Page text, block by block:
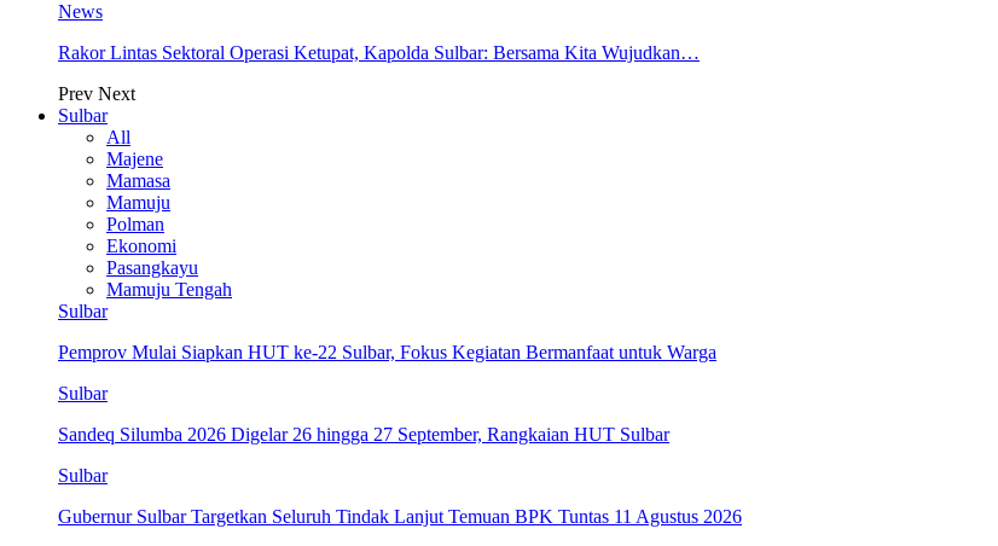
News
Rakor Lintas Sektoral Operasi Ketupat, Kapolda Sulbar: Bersama Kita Wujudkan…
Prev Next
Sulbar
All
Majene
Mamasa
Mamuju
Polman
Ekonomi
Pasangkayu
Mamuju Tengah
Sulbar
Pemprov Mulai Siapkan HUT ke-22 Sulbar, Fokus Kegiatan Bermanfaat untuk Warga
Sulbar
Sandeq Silumba 2026 Digelar 26 hingga 27 September, Rangkaian HUT Sulbar
Sulbar
Gubernur Sulbar Targetkan Seluruh Tindak Lanjut Temuan BPK Tuntas 11 Agustus 2026